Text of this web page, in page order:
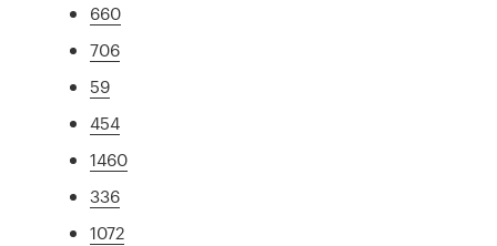
660
706
59
454
1460
336
1072